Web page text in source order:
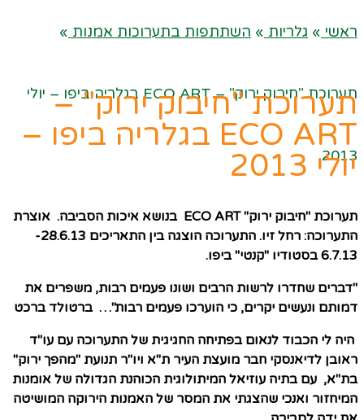
ראשי » גלריות » השתתפות בתערוכות אמנות »
תערוכת "חיבוק ירוק" – ECO ART בגלריה ביפו – יולי
2013
תערוכת "חיבוק ירוק" –
ECO ART בגלריה ביפו –
יולי 2013
תערוכת "חיבוק ירוק" ECO ART בנושא איכות הסביבה. אוצרת
התערוכה: רחל זיו.
התערוכה הוצגה בין התאריכים 28.6.13-
6.7.13 בסטודיו "קנטי" ביפו.
"דברים שחדרו לרשות הרבים ושונו פעמים רבות, משפרים את
דמותם ונעשים יקרים, כי הוערכו פעמים רבות"… ברטולד ברכט
היה לי הכבוד לנאום בפתיחה החגיגית של התערוכה עם עו"ד
ראובן לדיאנסקי חבר מועצת העיר ת"א ויו"ר תנועת "מהפך ירוק"
בת"א, עם בתיה עוזיאל המיתולוגית הכוהנת הגדולה של אומנות
המיחזור ואנכי שהצגתי את המסר של האמנות הירוקה המושיטה